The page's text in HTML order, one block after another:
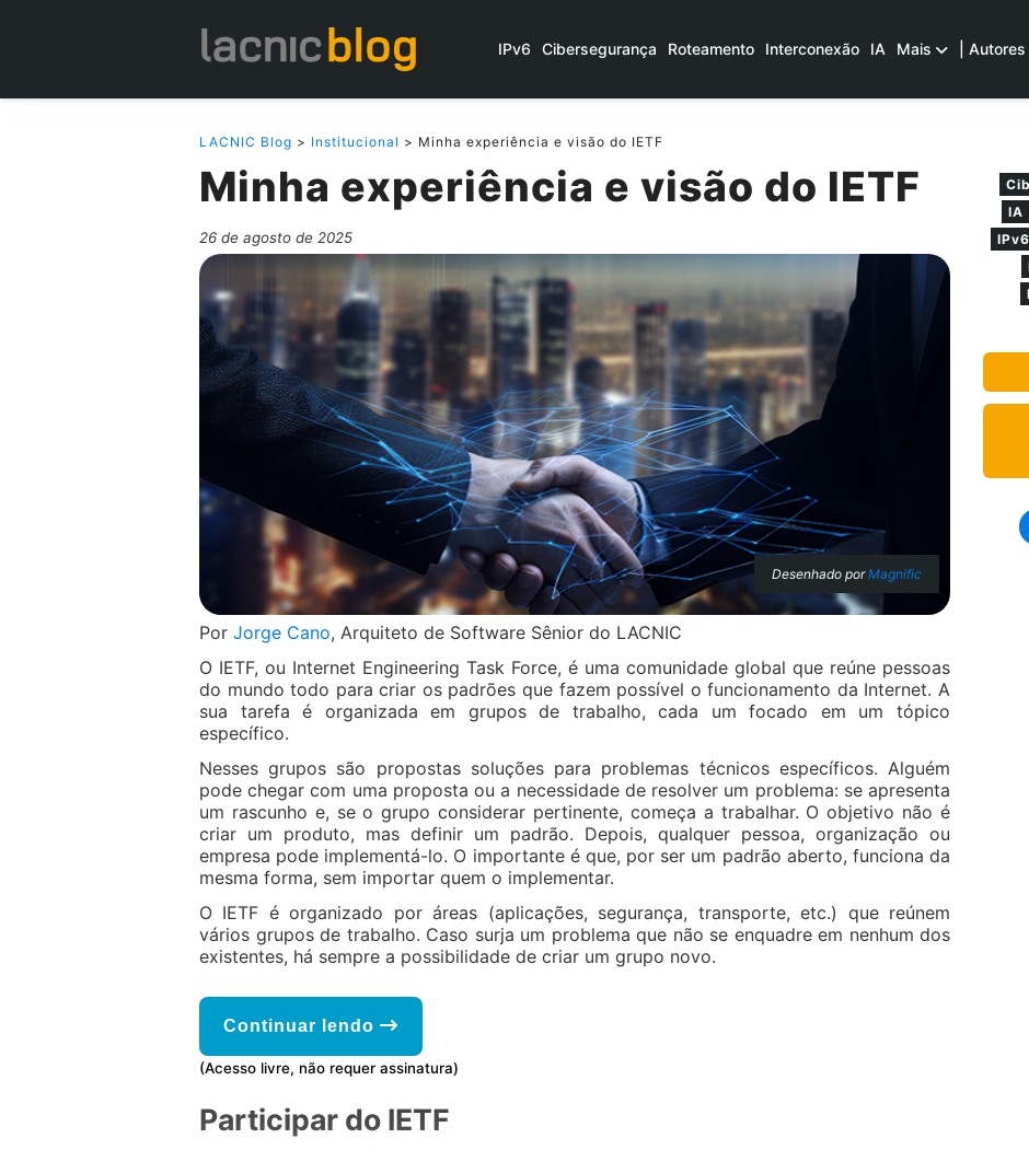
IPv6 Cibersegurança Roteamento Interconexão IA Mais | Autores
LACNIC Blog > Institucional > Minha experiência e visão do IETF
Minha experiência e visão do IETF
26 de agosto de 2025
Desenhado porMagnific
Por Jorge Cano, Arquiteto de Software Sênior do LACNIC
O IETF, ou Internet Engineering Task Force, é uma comunidade global que reúne pessoas
do mundo todo para criar os padrões que fazem possível o funcionamento da Internet. A
sua tarefa é organizada em grupos de trabalho, cada um focado em um tópico
específico.
Nesses grupos são propostas soluções para problemas técnicos específicos. Alguém
pode chegar com uma proposta ou a necessidade de resolver um problema: se apresenta
um rascunho e, se o grupo considerar pertinente, começa a trabalhar. O objetivo não é
criar um produto, mas definir um padrão. Depois, qualquer pessoa, organização ou
empresa pode implementá-lo. O importante é que, por ser um padrão aberto, funciona da
mesma forma, sem importar quem o implementar.
O IETF é organizado por áreas (aplicações, segurança, transporte, etc.) que reúnem
vários grupos de trabalho. Caso surja um problema que não se enquadre em nenhum dos
existentes, há sempre a possibilidade de criar um grupo novo.
Continuar lendo
(Acesso livre, não requer assinatura)
Participar do IETF
IA
IPv6